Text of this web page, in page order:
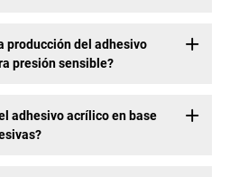
producción del adhesivo
presión sensible?
adhesivo acrílico en base